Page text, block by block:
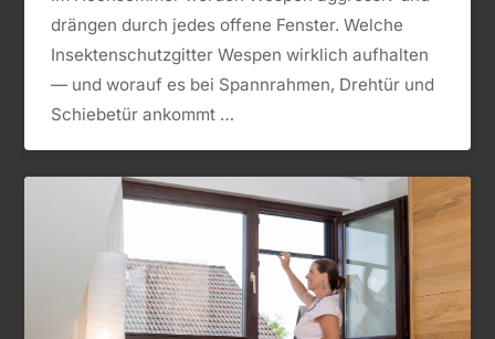
drängen durch jedes offene Fenster. Welche
Insektenschutzgitter Wespen wirklich aufhalten
— und worauf es bei Spannrahmen, Drehtür und
Schiebetür ankommt …